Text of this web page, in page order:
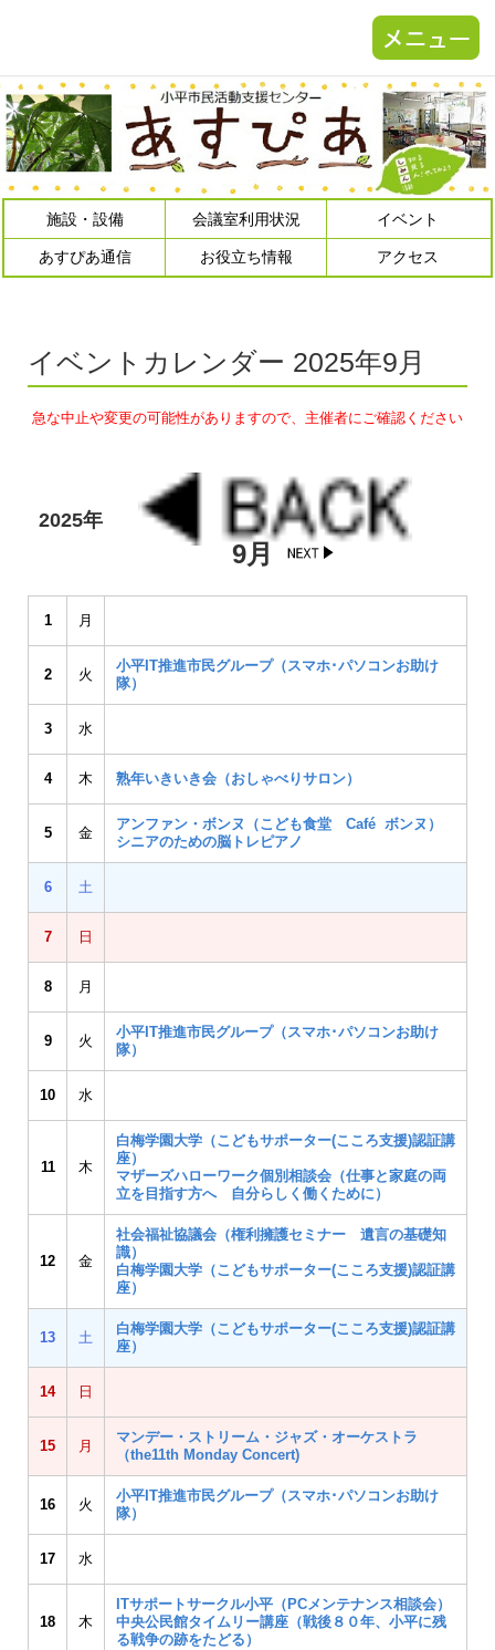
施設・設備 会議室利用状況 イベント
あすぴあ通信 お役立ち情報 アクセス
イベントカレンダー 2025年9月
急な中止や変更の可能性がありますので、主催者にご確認ください
2025年
9月
1 月
2 火
小平IT推進市民グループ（スマホ･パソコンお助け
隊）
3 水
4 木 熟年いきいき会（おしゃべりサロン）
5 金
アンファン・ボンヌ（こども食堂 Café ボンヌ）
シニアのための脳トレピアノ
6 土
7 日
8 月
9 火
小平IT推進市民グループ（スマホ･パソコンお助け
隊）
10 水
11 木
白梅学園大学（こどもサポーター(こころ支援)認証講
座）
マザーズハローワーク個別相談会（仕事と家庭の両
立を目指す方へ 自分らしく働くために）
12 金
社会福祉協議会（権利擁護セミナー 遺言の基礎知
識）
白梅学園大学（こどもサポーター(こころ支援)認証講
座）
13 土
白梅学園大学（こどもサポーター(こころ支援)認証講
座）
14 日
15 月
マンデー・ストリーム・ジャズ・オーケストラ
（the11th Monday Concert)
16 火
小平IT推進市民グループ（スマホ･パソコンお助け
隊）
17 水
18 木
ITサポートサークル小平（PCメンテナンス相談会）
中央公民館タイムリー講座（戦後８０年、小平に残
る戦争の跡をたどる）